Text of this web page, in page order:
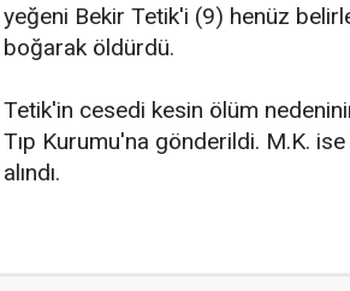
yeğeni Bekir Tetik'i (9) henüz
boğarak öldürdü.
Tetik'in cesedi kesin ölüm
Tıp Kurumu'na gönderildi. M.K.
alındı.